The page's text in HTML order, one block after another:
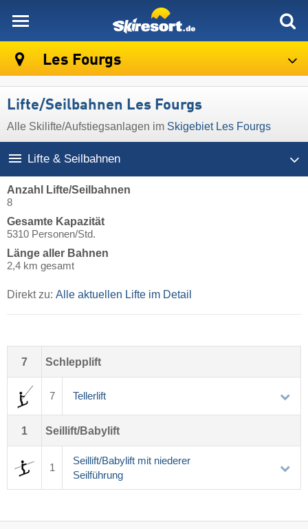
Les Fourgs
Lifte/Seilbahnen Les Fourgs
Alle Skilifte/Aufstiegsanlagen im Skigebiet Les Fourgs
Lifte & Seilbahnen
Anzahl Lifte/Seilbahnen
8
Gesamte Kapazität
5310 Personen/Std.
Länge aller Bahnen
2,4 km gesamt
Direkt zu: Alle aktuellen Lifte im Detail
7 Schlepplift
7 Tellerlift
1 Seillift/Babylift
1
Seillift/Babylift mit niederer
Seilführung